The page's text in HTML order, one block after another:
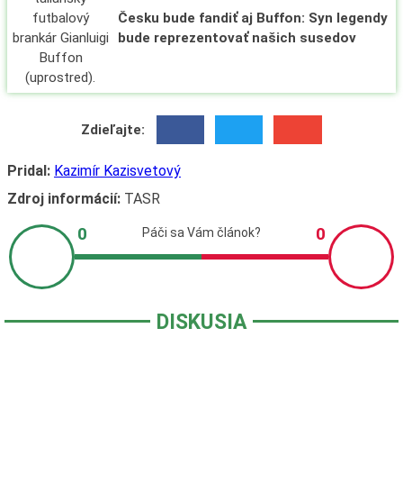
Česku bude fandiť aj Buffon: Syn legendy
bude reprezentovať našich susedov
Zdieľajte:
Pridal: Kazimír Kazisvetový
Zdroj informácií:TASR
DISKUSIA